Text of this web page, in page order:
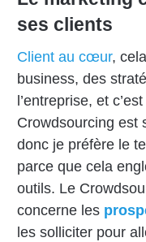
ses clients
Client au cœur,
business, des
l’entreprise, et
Crowdsourcing est
donc je préfère le
parce que cela
outils. Le
concerne les
les solliciter pour